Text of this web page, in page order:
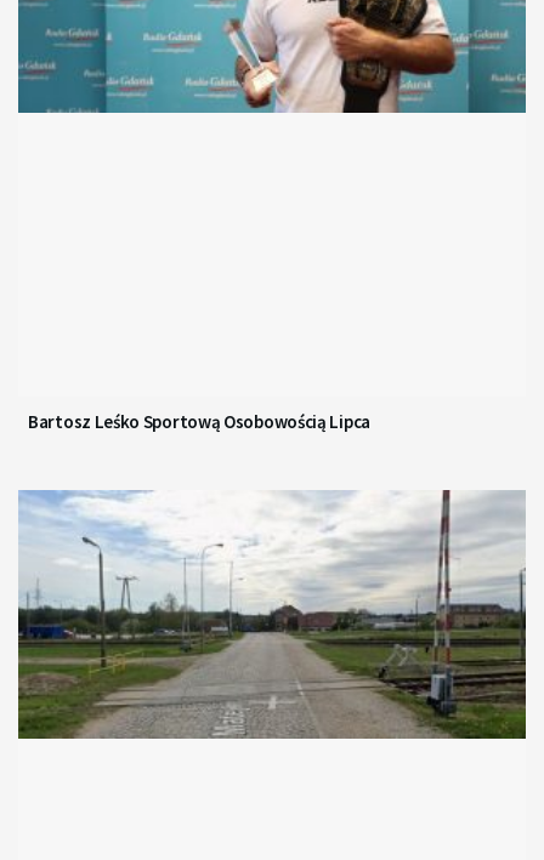
Bartosz Leśko Sportową Osobowością Lipca